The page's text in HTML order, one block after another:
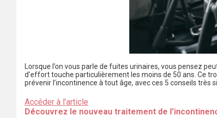
Lorsque l’on vous parle de fuites urinaires, vous pensez
d’effort touche particulièrement les moins de 50 ans. Ce
prévenir l’incontinence à tout âge, avec ces 5 conseils très
Accéder à l’article
Découvrez le nouveau traitement de